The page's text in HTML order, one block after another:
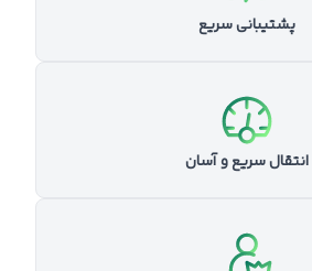
پشتیبانی سریع
انتقال سریع و آسان